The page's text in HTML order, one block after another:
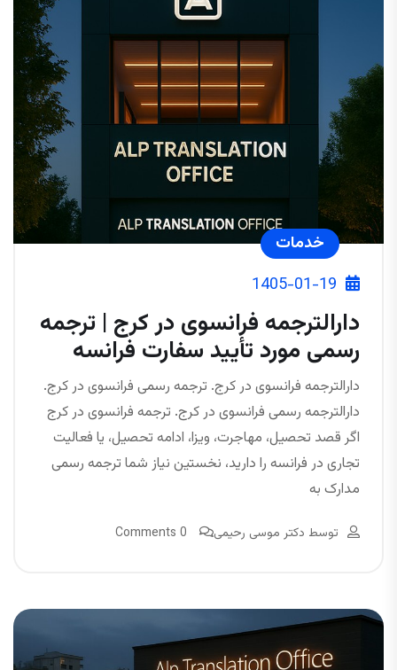
خدمات
1405-01-19
دارالترجمه فرانسوی در کرج | ترجمه
رسمی مورد تأیید سفارت فرانسه
دارالترجمه فرانسوی در کرج. ترجمه رسمی فرانسوی در کرج.
دارالترجمه رسمی فرانسوی در کرج. ترجمه فرانسوی در کرج
اگر قصد تحصیل، مهاجرت، ویزا، ادامه تحصیل، یا فعالیت
تجاری در فرانسه را دارید، نخستین نیاز شما ترجمه رسمی
مدارک به
توسط دکتر موسی رحیمی 0 Comments